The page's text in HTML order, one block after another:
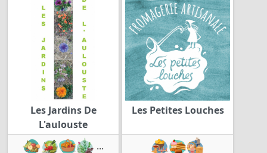
Les Jardins De
L'aulouste
...
Les Petites Louches